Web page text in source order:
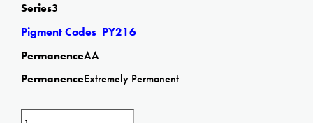
Series3
Pigment Codes PY216
PermanenceAA
PermanenceExtremely Permanent